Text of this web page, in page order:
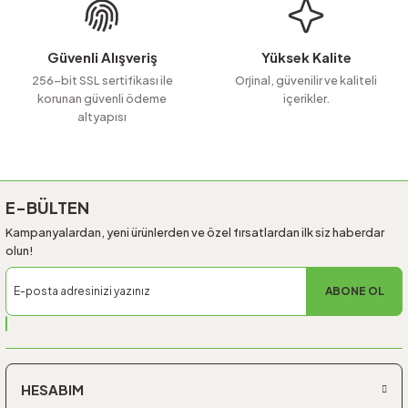
Bu ürüne benzer farklı alternatifler olmalı.
Güvenli Alışveriş
256-bit SSL sertifikası ile
korunan güvenli ödeme
altyapısı
Yüksek Kalite
Orjinal, güvenilir ve kaliteli
içerikler.
E-BÜLTEN
Kampanyalardan, yeni ürünlerden ve özel fırsatlardan ilk siz haberdar
olun!
ABONE OL
HESABIM